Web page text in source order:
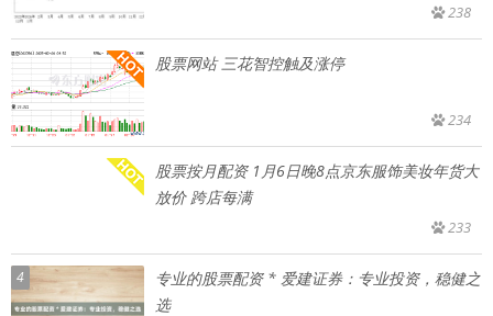
238
股票网站 三花智控触及涨停
234
股票按月配资 1月6日晚8点京东服饰美妆年货大
放价 跨店每满
233
4
专业的股票配资 * 爱建证券：专业投资，稳健之
选